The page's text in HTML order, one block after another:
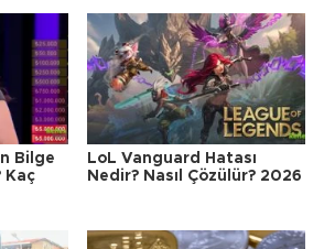
Bilge
Kaç
LoL Vanguard Hatası
Nedir? Nasıl Çözülür? 2026